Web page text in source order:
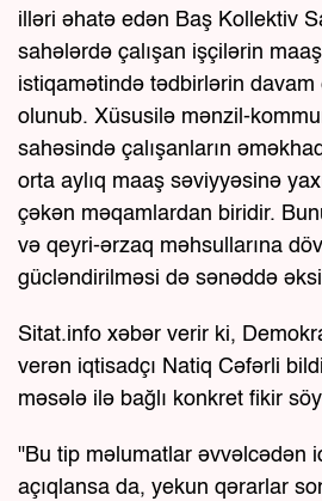
illəri əhatə edən Baş Kollektiv
sahələrdə çalışan işçilərin
istiqamətində tədbirlərin davam
olunub. Xüsusilə mənzil-
sahəsində çalışanların
orta aylıq maaş səviyyəsinə
çəkən məqamlardan biridir.
və qeyri-ərzaq məhsullarına
gücləndirilməsi də sənəddə
Sitat.info xəbər verir ki,
verən iqtisadçı Natiq Cəfərli
məsələ ilə bağlı konkret fikir
"Bu tip məlumatlar əvvəlcədən
açıqlansa da, yekun qərarlar